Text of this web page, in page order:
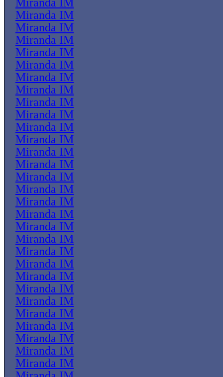
Miranda IM
Miranda IM
Miranda IM
Miranda IM
Miranda IM
Miranda IM
Miranda IM
Miranda IM
Miranda IM
Miranda IM
Miranda IM
Miranda IM
Miranda IM
Miranda IM
Miranda IM
Miranda IM
Miranda IM
Miranda IM
Miranda IM
Miranda IM
Miranda IM
Miranda IM
Miranda IM
Miranda IM
Miranda IM
Miranda IM
Miranda IM
Miranda IM
Miranda IM
Miranda IM